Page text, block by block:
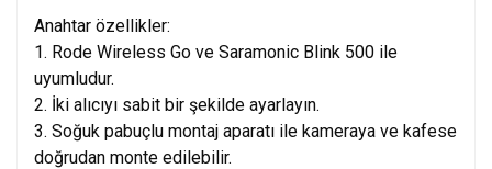
Anahtar özellikler:
1. Rode Wireless Go ve Saramonic Blink 500 ile
uyumludur.
2. İki alıcıyı sabit bir şekilde ayarlayın.
3. Soğuk pabuçlu montaj aparatı ile kameraya ve kafese
doğrudan monte edilebilir.